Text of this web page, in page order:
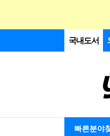
국내도서
빠른분야